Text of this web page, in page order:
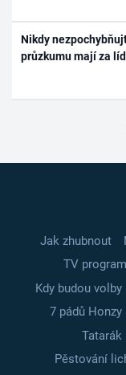
Nikdy
průzkumu mají za
Jak zhubnout
TV program
Kdy budou volby
7 pádů Honzy
Tatarák
Pěstování